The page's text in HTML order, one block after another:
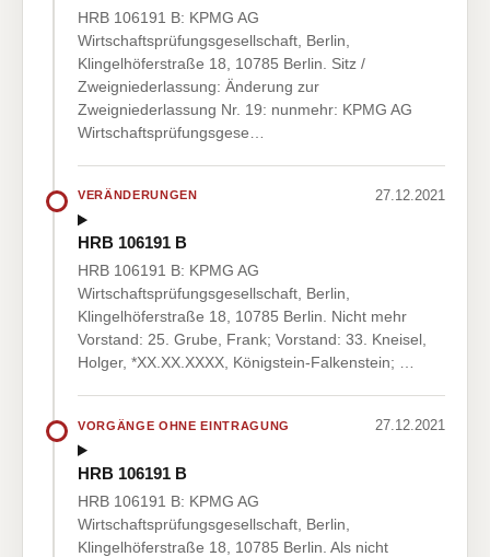
HRB 106191 B: KPMG AG
Wirtschaftsprüfungsgesellschaft, Berlin,
Klingelhöferstraße 18, 10785 Berlin. Sitz /
Zweigniederlassung: Änderung zur
Zweigniederlassung Nr. 19: nunmehr: KPMG AG
Wirtschaftsprüfungsgese…
VERÄNDERUNGEN 27.12.2021
HRB 106191 B
HRB 106191 B: KPMG AG
Wirtschaftsprüfungsgesellschaft, Berlin,
Klingelhöferstraße 18, 10785 Berlin. Nicht mehr
Vorstand: 25. Grube, Frank; Vorstand: 33. Kneisel,
Holger, *XX.XX.XXXX, Königstein-Falkenstein; …
VORGÄNGE OHNE EINTRAGUNG 27.12.2021
HRB 106191 B
HRB 106191 B: KPMG AG
Wirtschaftsprüfungsgesellschaft, Berlin,
Klingelhöferstraße 18, 10785 Berlin. Als nicht